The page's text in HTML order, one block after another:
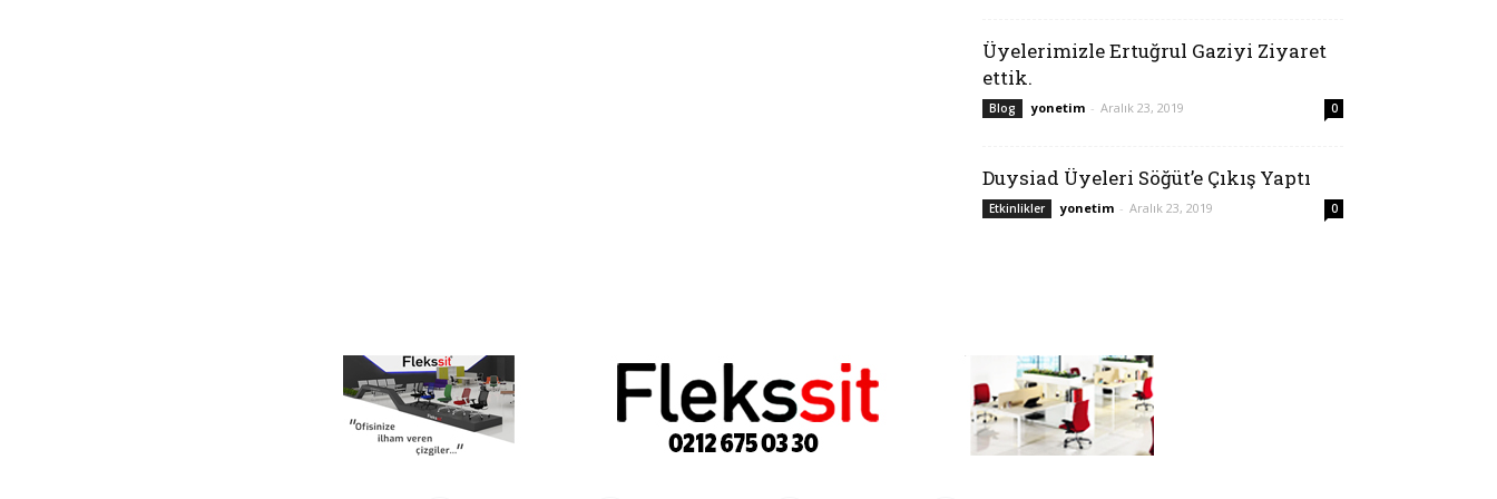
Üyelerimizle Ertuğrul Gaziyi Ziyaret
ettik.
Blog yonetim - Aralık 23, 2019 0
Duysiad Üyeleri Söğüt’e Çıkış Yaptı
Etkinlikler yonetim - Aralık 23, 2019 0